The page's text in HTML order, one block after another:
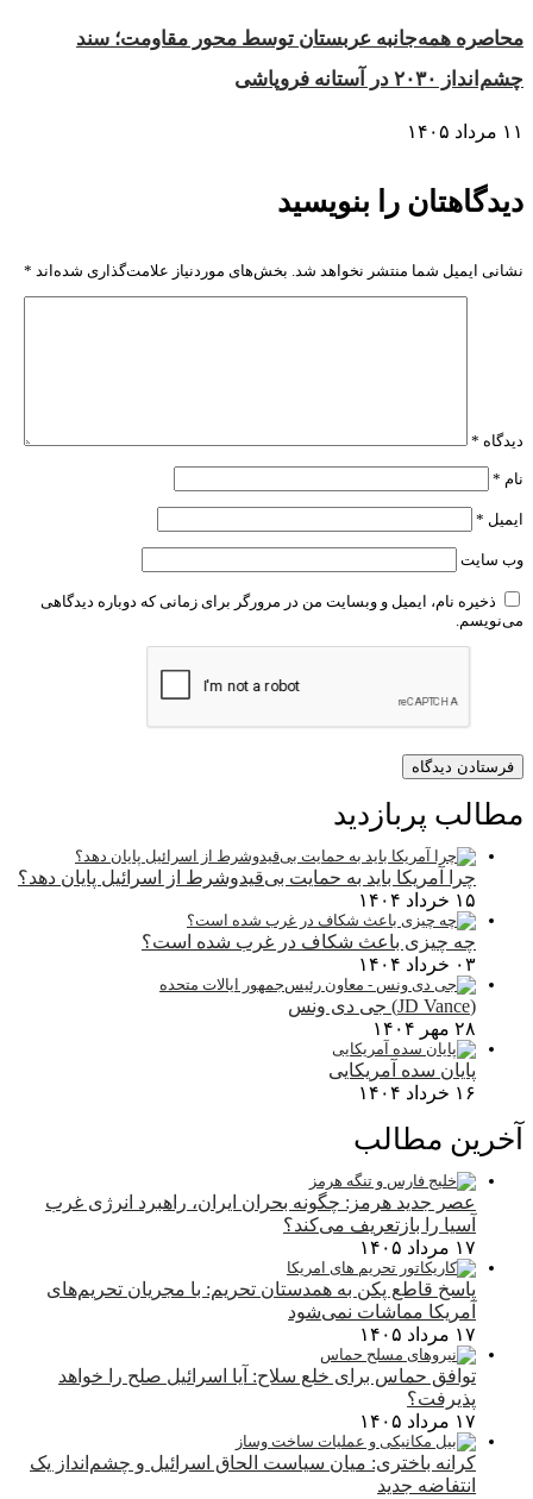
محاصره همه‌جانبه عربستان توسط محور مقاومت؛ سند
چشم‌انداز ۲۰۳۰ در آستانه فروپاشی
۱۱ مرداد ۱۴۰۵
دیدگاهتان را بنویسید
نشانی ایمیل شما منتشر نخواهد شد. بخش‌های موردنیاز علامت‌گذاری شده‌اند *
دیدگاه *
نام *
ایمیل *
وب‌ سایت
ذخیره نام، ایمیل و وبسایت من در مرورگر برای زمانی که دوباره دیدگاهی
می‌نویسم.
مطالب پربازدید
چرا آمریکا باید به حمایت بی‌قیدوشرط از اسرائیل پایان دهد؟
۱۵ خرداد ۱۴۰۴
چه چیزی باعث شکاف در غرب شده است؟
۰۳ خرداد ۱۴۰۴
(JD Vance) جی دی ونس
۲۸ مهر ۱۴۰۴
پایان سده آمریکایی
۱۶ خرداد ۱۴۰۴
آخرین مطالب
عصر جدید هرمز: چگونه بحران ایران، راهبرد انرژی غرب
آسیا را بازتعریف می‌کند؟
۱۷ مرداد ۱۴۰۵
پاسخ قاطع پکن به همدستان تحریم: با مجریان تحریم‌های
آمریکا مماشات نمی‌شود
۱۷ مرداد ۱۴۰۵
توافق حماس برای خلع سلاح: آیا اسرائیل صلح را خواهد
پذیرفت؟
۱۷ مرداد ۱۴۰۵
کرانه باختری: میان سیاست الحاق اسرائیل و چشم‌انداز یک
انتفاضه جدید